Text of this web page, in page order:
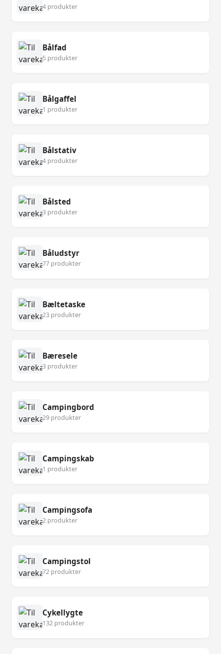
4 produkter
Bålfad
5 produkter
Bålgaffel
1 produkter
Bålstativ
4 produkter
Bålsted
3 produkter
Båludstyr
77 produkter
Bæltetaske
23 produkter
Bæresele
3 produkter
Campingbord
29 produkter
Campingskab
1 produkter
Campingsofa
2 produkter
Campingstol
72 produkter
Cykellygte
132 produkter